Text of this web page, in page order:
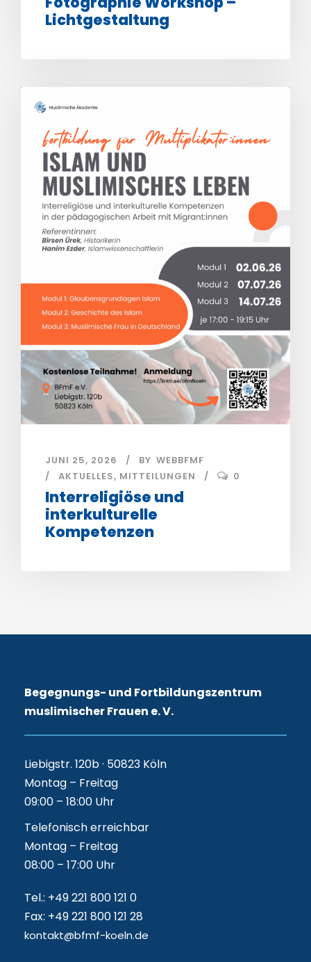
Lichtgestaltung
JUNI 25, 2026 BY WEBBFMF
AKTUELLES, MITTEILUNGEN 0
Interreligiöse und
interkulturelle
Kompetenzen
Begegnungs- und Fortbildungszentrum
muslimischer Frauen e. V.
Liebigstr. 120b · 50823 Köln
Montag – Freitag
09:00 – 18:00 Uhr
Telefonisch erreichbar
Montag – Freitag
08:00 – 17:00 Uhr
Tel.: +49 221 800 121 0
Fax: +49 221 800 121 28
kontakt@bfmf-koeln.de